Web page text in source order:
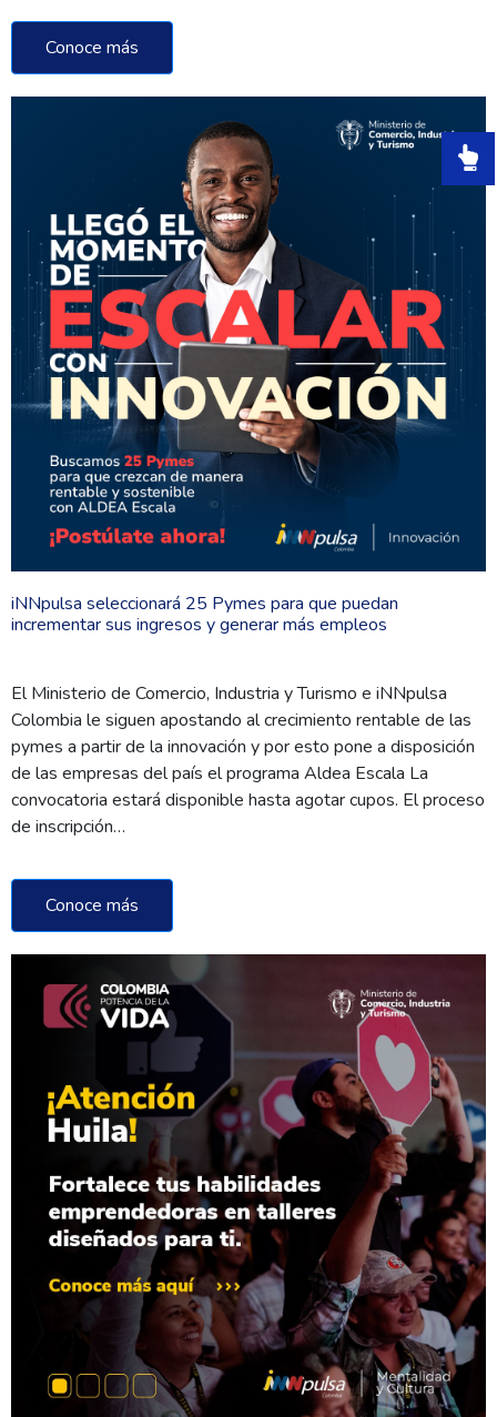
Conoce más
iNNpulsa seleccionará 25 Pymes para que puedan
incrementar sus ingresos y generar más empleos
El Ministerio de Comercio, Industria y Turismo e iNNpulsa
Colombia le siguen apostando al crecimiento rentable de las
pymes a partir de la innovación y por esto pone a disposición
de las empresas del país el programa Aldea Escala La
convocatoria estará disponible hasta agotar cupos. El proceso
de inscripción…
Conoce más